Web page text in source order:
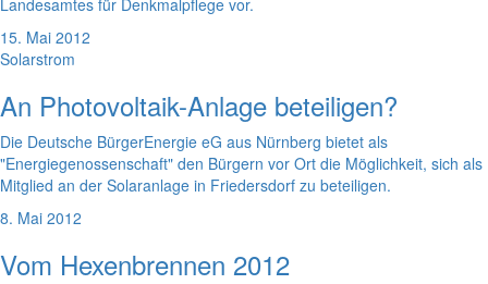
15. Mai 2012
Solarstrom
An Photovoltaik-Anlage beteiligen?
Die Deutsche BürgerEnergie eG aus Nürnberg bietet als
"Energiegenossenschaft" den Bürgern vor Ort die Möglichkeit, sich als
Mitglied an der Solaranlage in Friedersdorf zu beteiligen.
8. Mai 2012
Vom Hexenbrennen 2012